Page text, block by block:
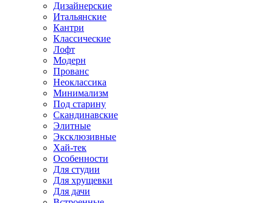
Дизайнерские
Итальянские
Кантри
Классические
Лофт
Модерн
Прованс
Неоклассика
Минимализм
Под старину
Скандинавские
Элитные
Эксклюзивные
Хай-тек
Особенности
Для студии
Для хрущевки
Для дачи